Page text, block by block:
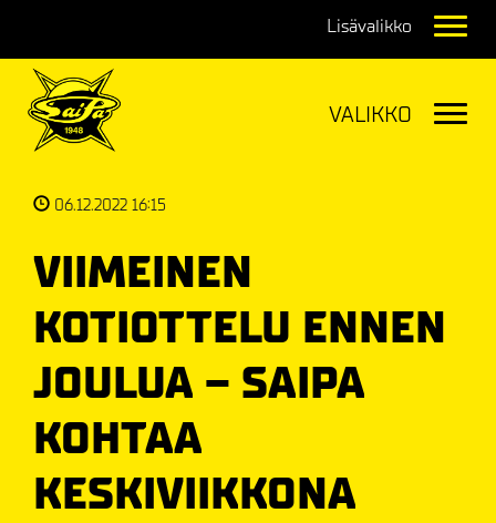
06.12.2022 16:15
VIIMEINEN
KOTIOTTELU ENNEN
JOULUA – SAIPA
KOHTAA
KESKIVIIKKONA